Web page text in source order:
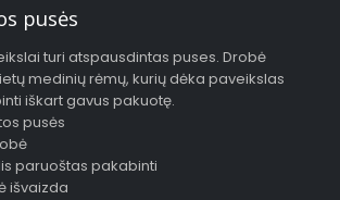
pusės
turi atspausdintas puses. Drobė
medinių rėmų, kurių dėka paveikslas
iškart gavus pakuotę.
pusės
paruoštas pakabinti
išvaizda